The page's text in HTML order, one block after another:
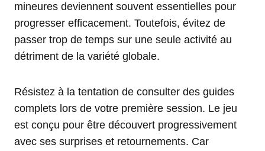
mineures deviennent souvent essentielles pour
progresser efficacement. Toutefois, évitez de
passer trop de temps sur une seule activité au
détriment de la variété globale.
Résistez à la tentation de consulter des guides
complets lors de votre première session. Le jeu
est conçu pour être découvert progressivement
avec ses surprises et retournements. Car